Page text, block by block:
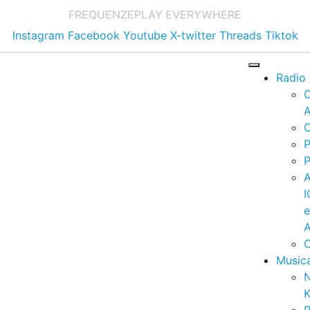
FREQUENZEPLAY EVERYWHERE
Instagram Facebook Youtube X-twitter Threads Tiktok
Radio
e